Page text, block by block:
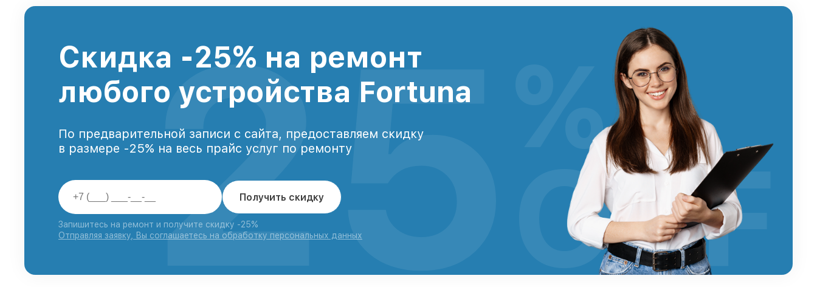
Скидка -25% на ремонт
любого устройства Fortuna
По предварительной записи с сайта, предоставляем скидку
в размере -25% на весь прайс услуг по ремонту
Получить скидку
Запишитесь на ремонт и получите скидку -25%
Отправляя заявку, Вы соглашаетесь на обработку персональных данных
25 %
OFF